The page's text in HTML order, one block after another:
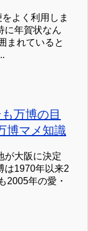
よく利用しま
年賀状なん
まれていると
万博の目
博マメ知識
が大阪に決定
は1970年以来2
2005年の愛・